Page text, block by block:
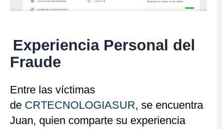
Experiencia Personal del
Fraude
Entre las víctimas
de CRTECNOLOGIASUR, se encuentra
Juan, quien comparte su experiencia